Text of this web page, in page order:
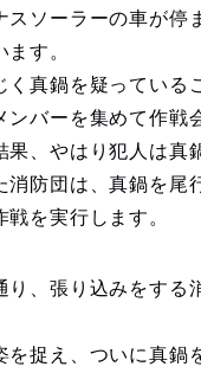
スソーラーの車が停
す。
く真鍋を疑っている
ンバーを集めて作戦
果、やはり犯人は真
消防団は、真鍋を尾
を実行します。
り、張り込みをする
を捉え、ついに真鍋